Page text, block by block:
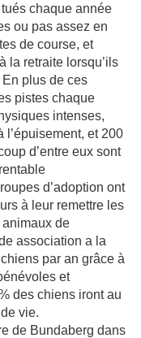
chaque année
ou pas assez en
de course, et
la retraite lorsqu’ils
plus de ces
pistes chaque
intenses,
et 200
d’entre eux sont
d’adoption ont
à leur remettre les
de
association a la
par an grâce à
et
des chiens iront au
vie.
de Bundaberg dans